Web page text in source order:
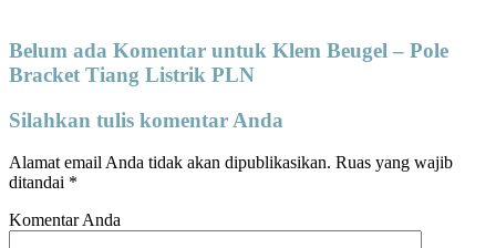
Belum ada Komentar untuk Klem Beugel – Pole
Bracket Tiang Listrik PLN
Silahkan tulis komentar Anda
Alamat email Anda tidak akan dipublikasikan. Ruas yang wajib
ditandai *
Komentar Anda